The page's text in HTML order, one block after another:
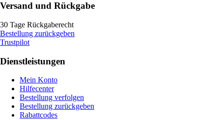
Versand und Rückgabe
30 Tage Rückgaberecht
Bestellung zurückgeben
Trustpilot
Dienstleistungen
Mein Konto
Hilfecenter
Bestellung verfolgen
Bestellung zurückgeben
Rabattcodes